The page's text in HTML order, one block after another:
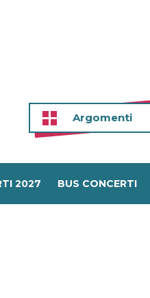
Argomenti
2027 BUS CONCERTI